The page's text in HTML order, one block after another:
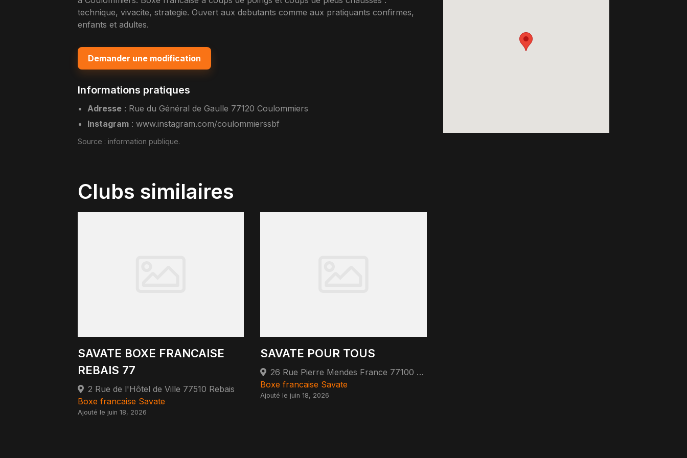
technique, vivacite, strategie. Ouvert aux debutants comme aux pratiquants confirmes,
enfants et adultes.
Demander une modification
Informations pratiques
Adresse : Rue du Général de Gaulle 77120 Coulommiers
Instagram :www.instagram.com/coulommierssbf
Source : information publique.
Clubs similaires
SAVATE BOXE FRANCAISE
REBAIS 77
2 Rue de l'Hôtel de Ville 77510 Rebais
Boxe francaise Savate
Ajouté le juin 18, 2026
SAVATE POUR TOUS
26 Rue Pierre Mendes France 77100 Nanteuil-lès-Meaux
Boxe francaise Savate
Ajouté le juin 18, 2026